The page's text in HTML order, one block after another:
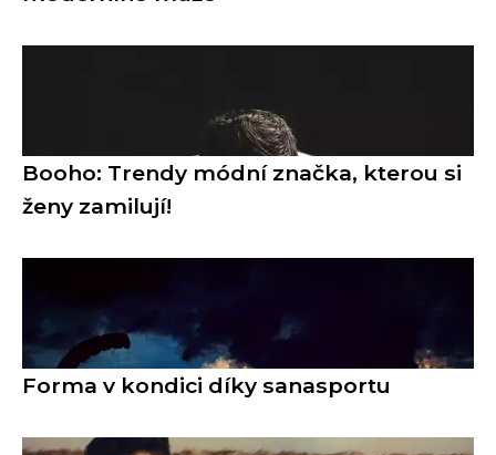
Booho: Trendy módní značka, kterou si
ženy zamilují!
Forma v kondici díky sanasportu